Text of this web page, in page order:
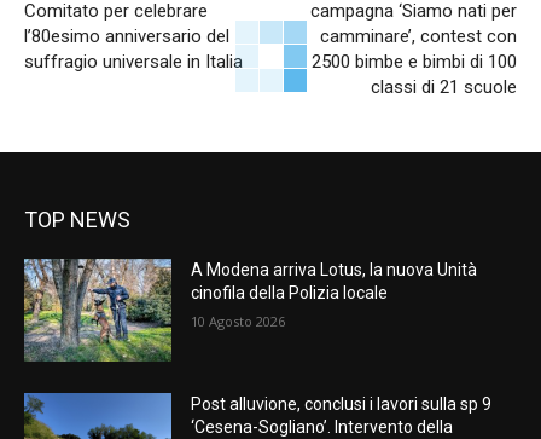
Comitato per celebrare
l’80esimo anniversario del
suffragio universale in Italia
campagna ‘Siamo nati per
camminare’, contest con
2500 bimbe e bimbi di 100
classi di 21 scuole
TOP NEWS
A Modena arriva Lotus, la nuova Unità
cinofila della Polizia locale
10 Agosto 2026
Post alluvione, conclusi i lavori sulla sp 9
‘Cesena-Sogliano’. Intervento della